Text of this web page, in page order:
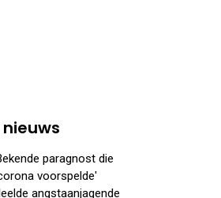
paragnost die
voorspelde'
angstaanjagende